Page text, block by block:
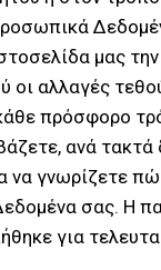
μας
οι αλλαγές
πρόσφορο
ανά τακτά
να γνωρίζετε
σας. Η
για